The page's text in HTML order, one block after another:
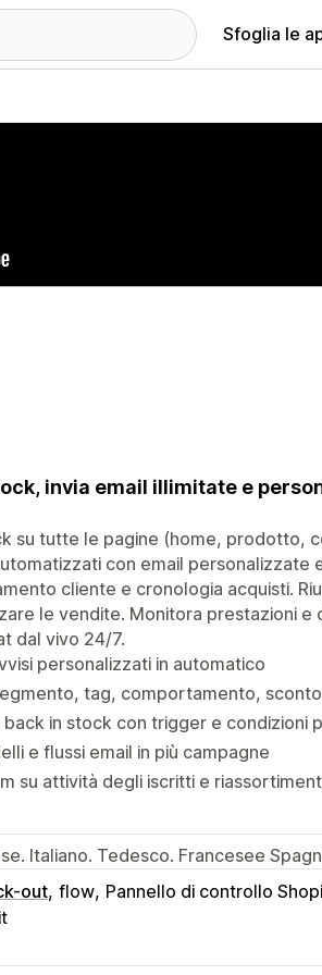
Sfoglia le
invia email illimitate e
su tutte le pagine (home, prodotto,
con email
cliente e cronologia acquisti.
le vendite. Monitora prestazioni e
dal vivo 24/7.
personalizzati in automatico
tag, comportamento,
in stock con trigger e condizioni
e flussi email in più campagne
su attività degli iscritti e
Italiano. Tedesco. Francesee
out flow Pannello di controllo